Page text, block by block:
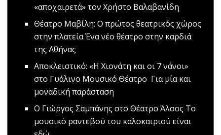
«αποχαιρετά» τον Χρήστο Βαλαβανίδη
Θέατρο Μαβίλη: Ο πρώτος θεατρικός χώρος
στην πλατείαΈνα νέο θέατρο στην καρδιά
της Αθήνας
Αποκλειστικό: «Η Χιονάτη και οι 7 νάνοι»
στο Γυάλινο Μουσικό Θέατρο Για μία και
μοναδική παράσταση
Ο Γιώργος Σαμπάνης στο Θέατρο Άλσος Το
μουσικό ραντεβού του καλοκαιριού είναι